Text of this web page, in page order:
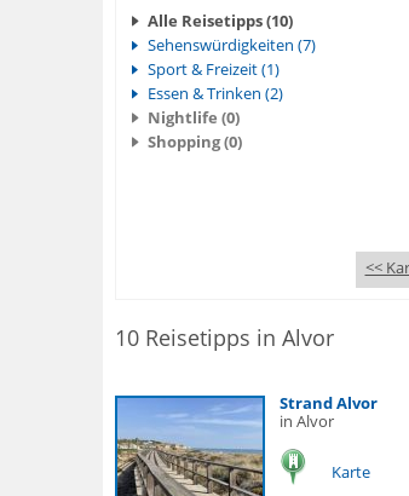
Alle Reisetipps (10)
Sehenswürdigkeiten (7)
Sport & Freizeit (1)
Essen & Trinken (2)
Nightlife (0)
Shopping (0)
<<
10 Reisetipps in Alvor
Strand Alvor
in Alvor
Karte